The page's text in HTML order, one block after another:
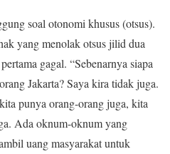
soal otonomi khusus (otsus).
yang menolak otsus jilid dua
gagal. “Sebenarnya siapa
Jakarta? Saya kira tidak juga.
punya orang-orang juga, kita
Ada oknum-oknum yang
uang masyarakat untuk